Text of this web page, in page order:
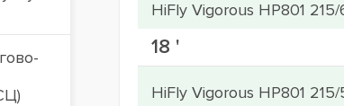
HiFly Vigorous HP801 215/
18 '
HiFly Vigorous HP801